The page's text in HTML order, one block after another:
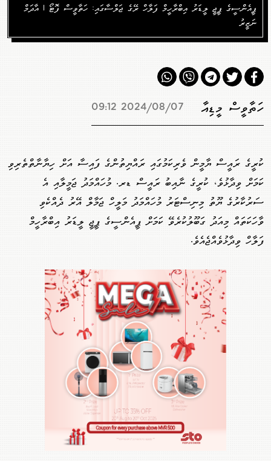
ޕީއެންސީގެ ޕީޖީ ލީޑަރު އިބްރާހީމް ފަލާހް ރޭގެ ޖަލްސާގައި: ހަތާވީސް ފޮޓޯ | އާދަމް
ނަޒީރު
ހަތާވީސް މީޑިއާ 2024/08/07 09:12
ކުރީގެ ރައީސް ޔާމީން ވެރިކަމުގައި ރައްޔިތުންގެ ފައިސާ އަށް ހިޔާނާތްތެރިވި
ކަމަށް ވިދާޅުވެ، ކުރީގެ ނާއިބު ރައީސް ޑރ. މުހައްމަދު ޖަމީލާއި އެ
ސަރުކާރުގެ ޔޫތު މިނިސްޓަރު މުހައްމަދު މަލީހް ޖަމާލް އޭރު ދެއްކެވި
ވާހަކަތައް މިއަދު ގަބޫލުކުރެވޭ ކަމަށް ޕީއެންސީގެ ޕީޖީ ލީޑަރު އިބްރާހީމް
ފަލާހް ވިދާޅުވެއްޖެއެވެ.